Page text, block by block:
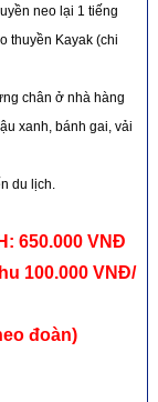
neo lại 1 tiếng
thuyền Kayak (chi
chân ở nhà hàng
xanh, bánh gai, vải
du lịch.
650.000 VNĐ
100.000 VNĐ/
đoàn)